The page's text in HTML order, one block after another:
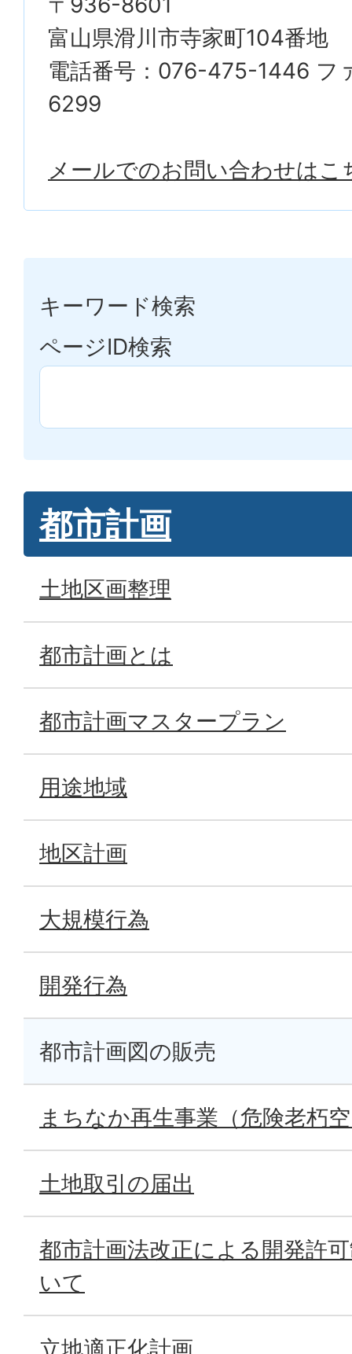
富山県滑川市寺家町104番地
電話番号：076-475-1446 フ
6299
メールでのお問い合わせはこ
キーワード検索
ページID検索
都市計画
土地区画整理
都市計画とは
都市計画マスタープラン
用途地域
地区計画
大規模行為
開発行為
都市計画図の販売
まちなか再生事業（危険老朽
土地取引の届出
都市計画法改正による開発許
いて
立地適正化計画